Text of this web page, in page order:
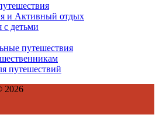
и Активный отдых
с детьми
путешествия
путешествий
2026